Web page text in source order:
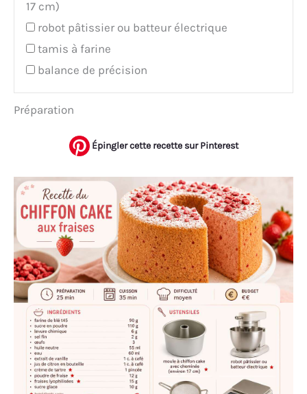
17 cm)
robot pâtissier ou batteur électrique
tamis à farine
balance de précision
Préparation
Épingler cette recette sur Pinterest